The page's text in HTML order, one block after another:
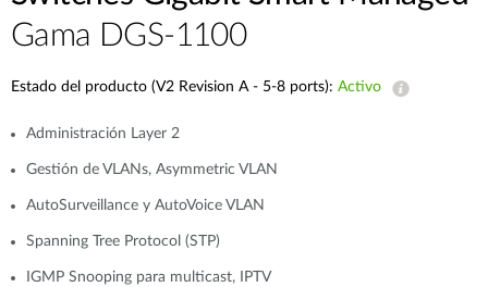
Gama DGS-1100
Estado del producto (V2 Revision A - 5-8 ports): Activo
Administración Layer 2
Gestión de VLANs, Asymmetric VLAN
AutoSurveillance y AutoVoice VLAN
Spanning Tree Protocol (STP)
IGMP Snooping para multicast, IPTV